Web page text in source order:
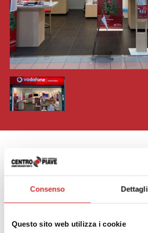
Consenso Dettagli
Questo sito web utilizza i cookie